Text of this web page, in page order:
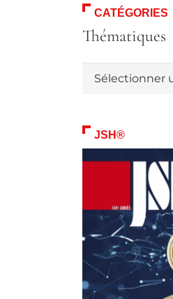
CATÉGORIES
Thématiques
JSH®